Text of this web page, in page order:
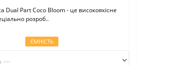
Dual Part Coco Bloom - це високоякісне
розроб..
ЄМНІСТЬ